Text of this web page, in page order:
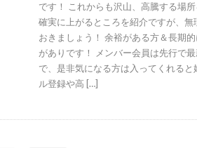
です！ これからも沢山、高騰する場
確実に上がるところを紹介ですが、無
おきましょう！ 余裕がある方＆長期
がありです！ メンバー会員は先行で
で、是非気になる方は入ってくれると
ル登録や高 […]